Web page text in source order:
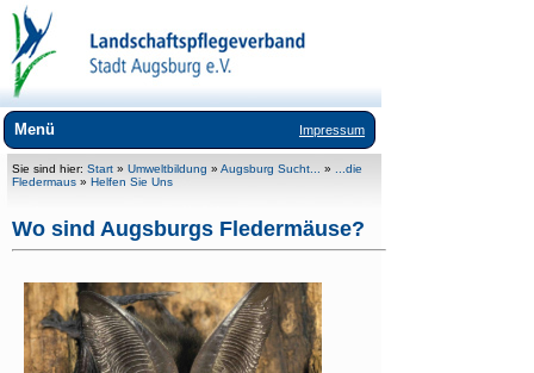
Impressum
Menü
Wir über uns
Umweltbildung
WasSerLeben - Natur in Augsburg
+
Bayerns UrEinwohner
+
AUGSBURG sucht...
Sie sind hier: Start » Umweltbildung » Augsburg Sucht... »
...die
Fledermaus » Helfen Sie Uns
Wo sind Augsburgs Fledermäuse?